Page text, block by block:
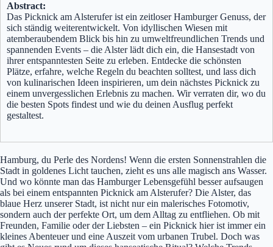
Abstract:
Das Picknick am Alsterufer ist ein zeitloser Hamburger Genuss, der
sich ständig weiterentwickelt. Von idyllischen Wiesen mit
atemberaubendem Blick bis hin zu umweltfreundlichen Trends und
spannenden Events – die Alster lädt dich ein, die Hansestadt von
ihrer entspanntesten Seite zu erleben. Entdecke die schönsten
Plätze, erfahre, welche Regeln du beachten solltest, und lass dich
von kulinarischen Ideen inspirieren, um dein nächstes Picknick zu
einem unvergesslichen Erlebnis zu machen. Wir verraten dir, wo du
die besten Spots findest und wie du deinen Ausflug perfekt
gestaltest.
Hamburg, du Perle des Nordens! Wenn die ersten Sonnenstrahlen die
Stadt in goldenes Licht tauchen, zieht es uns alle magisch ans Wasser.
Und wo könnte man das Hamburger Lebensgefühl besser aufsaugen
als bei einem entspannten Picknick am Alsterufer? Die Alster, das
blaue Herz unserer Stadt, ist nicht nur ein malerisches Fotomotiv,
sondern auch der perfekte Ort, um dem Alltag zu entfliehen. Ob mit
Freunden, Familie oder der Liebsten – ein Picknick hier ist immer ein
kleines Abenteuer und eine Auszeit vom urbanen Trubel. Doch was